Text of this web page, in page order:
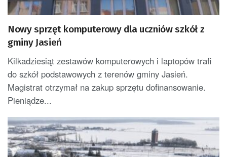
Nowy sprzęt komputerowy dla uczniów szkół z
gminy Jasień
Kilkadziesiąt zestawów komputerowych i laptopów trafi
do szkół podstawowych z terenów gminy Jasień.
Magistrat otrzymał na zakup sprzętu dofinansowanie.
Pieniądze...